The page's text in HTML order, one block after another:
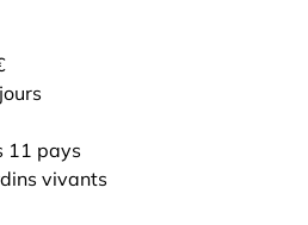
11 pays
vivants